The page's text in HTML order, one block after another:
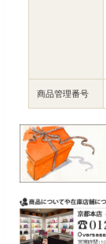
商品管理番号